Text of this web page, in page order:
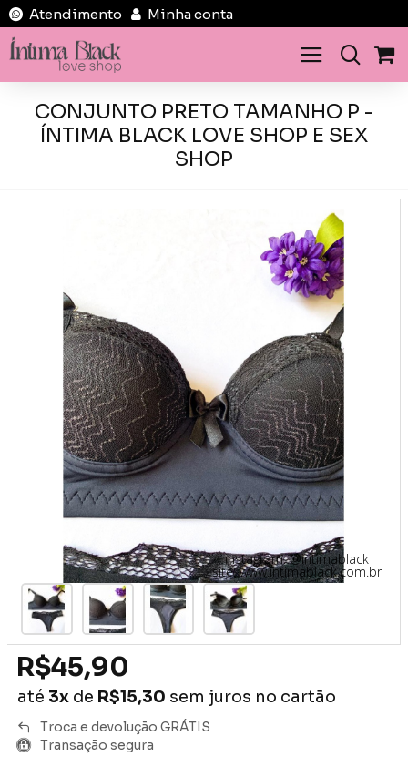
Atendimento Minha conta
CONJUNTO PRETO TAMANHO P -
ÍNTIMA BLACK LOVE SHOP E SEX
SHOP
instagram: @intimablack
site: www.intimablack.com.br
R$45,90
até 3x de R$15,30 sem juros no cartão
Troca e devolução GRÁTIS
Transação segura